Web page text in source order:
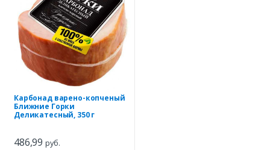
Карбонад варено-копченый
Ближние Горки
Деликатесный, 350 г
486,99 руб.